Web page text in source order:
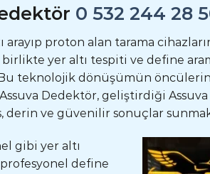
0 532 244 28
arayıp proton alan tarama
yer altı tespiti ve define
teknolojik dönüşümün
Dedektör, geliştirdiği Assuva
derin ve güvenilir sonuçlar
gibi yer altı
define